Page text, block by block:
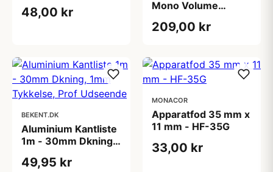
48,00 kr
Mono Volume
Keramisk Modstand
209,00 kr
BEKENT.DK
Aluminium Kantliste
1m - 30mm Dkning,
Udseende
49,95 kr
MONACOR
Apparatfod 35 mm x
11 mm - HF-35G
33,00 kr